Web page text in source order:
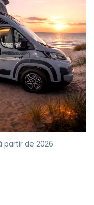
de 2026